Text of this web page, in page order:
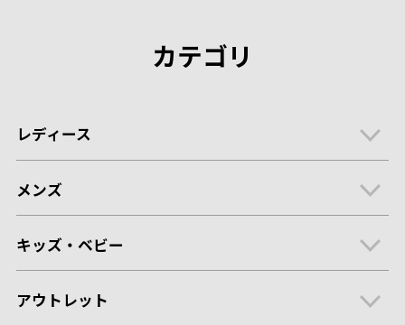
カテゴリ
レディース
メンズ
キッズ・ベビー
アウトレット